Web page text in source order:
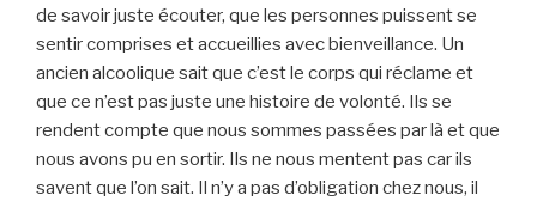
de savoir juste écouter, que les personnes puissent se
sentir comprises et accueillies avec bienveillance. Un
ancien alcoolique sait que c’est le corps qui réclame et
que ce n’est pas juste une histoire de volonté. Ils se
rendent compte que nous sommes passées par là et que
nous avons pu en sortir. Ils ne nous mentent pas car ils
savent que l’on sait. Il n’y a pas d’obligation chez nous, il